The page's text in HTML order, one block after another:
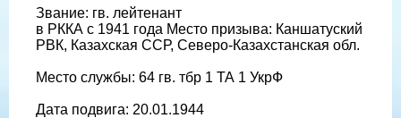
Звание: гв. лейтенант
в РККА с 1941 года Место призыва: Каншатуский
РВК, Казахская ССР, Северо-Казахстанская обл.
Место службы: 64 гв. тбр 1 ТА 1 УкрФ
Дата подвига: 20.01.1944